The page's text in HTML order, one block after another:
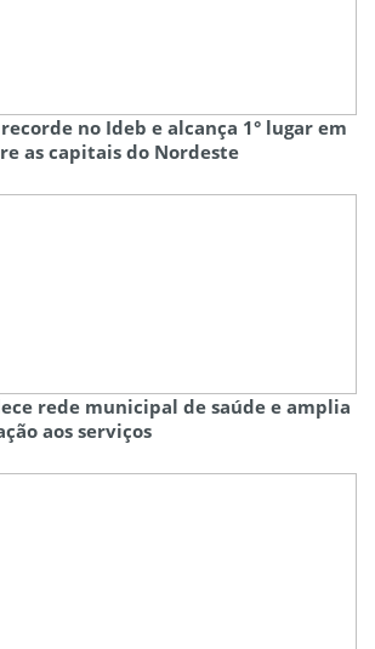
no Ideb e alcança 1° lugar em
as capitais do Nordeste
rede municipal de saúde e amplia
aos serviços